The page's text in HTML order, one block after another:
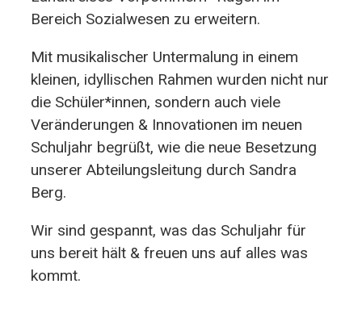
Bereich Sozialwesen zu erweitern.
Mit musikalischer Untermalung in einem
kleinen, idyllischen Rahmen wurden nicht nur
die Schüler*innen, sondern auch viele
Veränderungen & Innovationen im neuen
Schuljahr begrüßt, wie die neue Besetzung
unserer Abteilungsleitung durch Sandra
Berg.
Wir sind gespannt, was das Schuljahr für
uns bereit hält & freuen uns auf alles was
kommt.